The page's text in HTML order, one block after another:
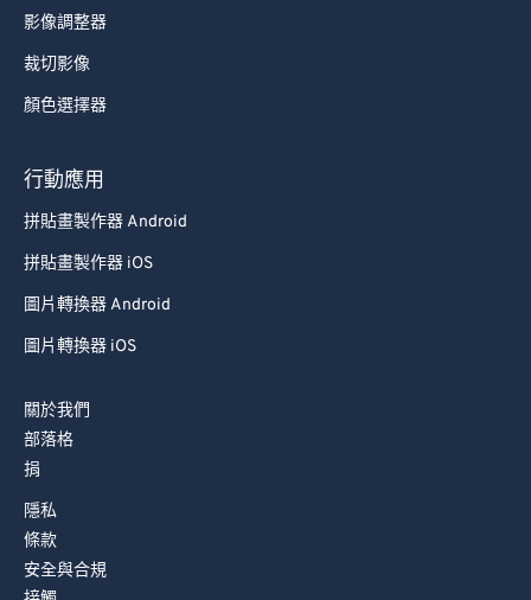
影像調整器
裁切影像
顏色選擇器
行動應用
拼貼畫製作器 Android
拼貼畫製作器 iOS
圖片轉換器 Android
圖片轉換器 iOS
關於我們
部落格
捐
隱私
條款
安全與合規